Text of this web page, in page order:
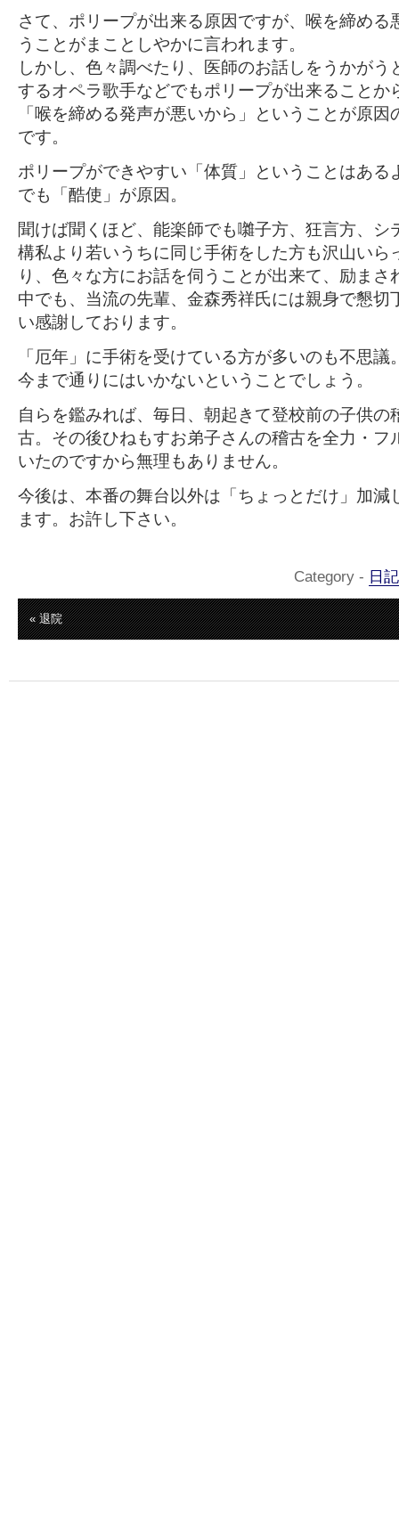
さて、ポリープが出来る原因ですが、喉を締める
うことがまことしやかに言われます。
しかし、色々調べたり、医師のお話しをうかがう
するオペラ歌手などでもポリープが出来ることか
「喉を締める発声が悪いから」ということが原
です。
ポリープができやすい「体質」ということはある
でも「酷使」が原因。
聞けば聞くほど、能楽師でも囃子方、狂言方、シ
構私より若いうちに同じ手術をした方も沢山いら
り、色々な方にお話を伺うことが出来て、励まさ
中でも、当流の先輩、金森秀祥氏には親身で懇切
い感謝しております。
「厄年」に手術を受けている方が多いのも不思
今まで通りにはいかないということでしょう。
自らを鑑みれば、毎日、朝起きて登校前の子供の
古。その後ひねもすお弟子さんの稽古を全力・フ
いたのですから無理もありません。
今後は、本番の舞台以外は「ちょっとだけ」加減
ます。お許し下さい。
Category - 日記
« 退院